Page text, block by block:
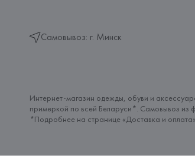
Самовывоз: г. Минск
Интернет-магазин одежды, обуви и
примеркой по всей Беларуси*. Самовывоз из
*Подробнее на странице «Доставка и оплата»